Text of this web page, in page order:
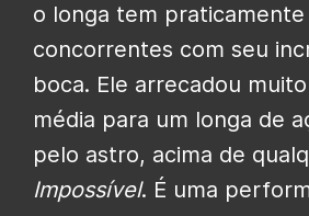
o longa tem praticamente
concorrentes com seu
boca. Ele arrecadou
média para um longa de
pelo astro, acima de
Impossível. É uma